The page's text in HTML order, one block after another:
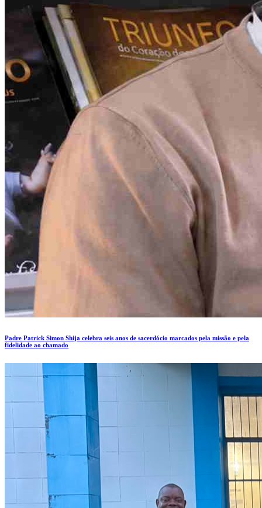
Padre Patrick Simon Shija celebra seis anos de sacerdócio marcados pela missão e pela
fidelidade ao chamado